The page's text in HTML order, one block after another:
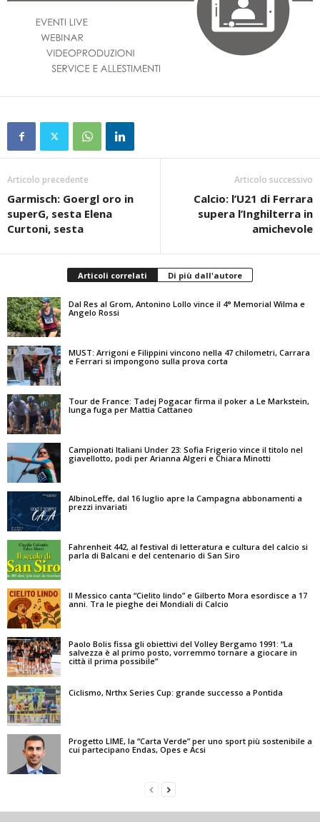
Articolo precedente
Garmisch: Goergl oro in
superG, sesta Elena
Curtoni, sesta
Articolo successivo
Calcio: l’U21 di Ferrara
supera l’Inghilterra in
amichevole
Articoli correlati Di più dall'autore
Dal Res al Grom, Antonino Lollo vince il 4° Memorial Wilma e
Angelo Rossi
MUST: Arrigoni e Filippini vincono nella 47 chilometri, Carrara
e Ferrari si impongono sulla prova corta
Tour de France: Tadej Pogacar firma il poker a Le Markstein,
lunga fuga per Mattia Cattaneo
Campionati Italiani Under 23: Sofia Frigerio vince il titolo nel
giavellotto, podi per Arianna Algeri e Chiara Minotti
AlbinoLeffe, dal 16 luglio apre la Campagna abbonamenti a
prezzi invariati
Fahrenheit 442, al festival di letteratura e cultura del calcio si
parla di Balcani e del centenario di San Siro
Il Messico canta “Cielito lindo” e Gilberto Mora esordisce a 17
anni. Tra le pieghe dei Mondiali di Calcio
Paolo Bolis fissa gli obiettivi del Volley Bergamo 1991: “La
salvezza è al primo posto, vorremmo tornare a giocare in
città il prima possibile”
Ciclismo, Nrthx Series Cup: grande successo a Pontida
Progetto LIME, la “Carta Verde” per uno sport più sostenibile a
cui partecipano Endas, Opes e Acsi